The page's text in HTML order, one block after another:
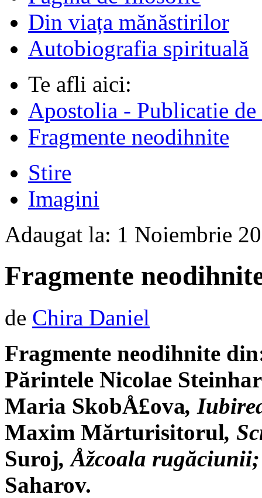
Din viața mănăstirilor
Autobiografia spirituală
Te afli aici:
Apostolia - Publicatie
Fragmente neodihnite
Stire
Imagini
Adaugat la: 1 Noiembrie
Fragmente
de Chira Daniel
Fragmente neodihnite
Părintele Nicolae
Maria SkobÅ£ova,
Maxim Mărturisitorul,
Suroj, Åžcoala
Saharov.